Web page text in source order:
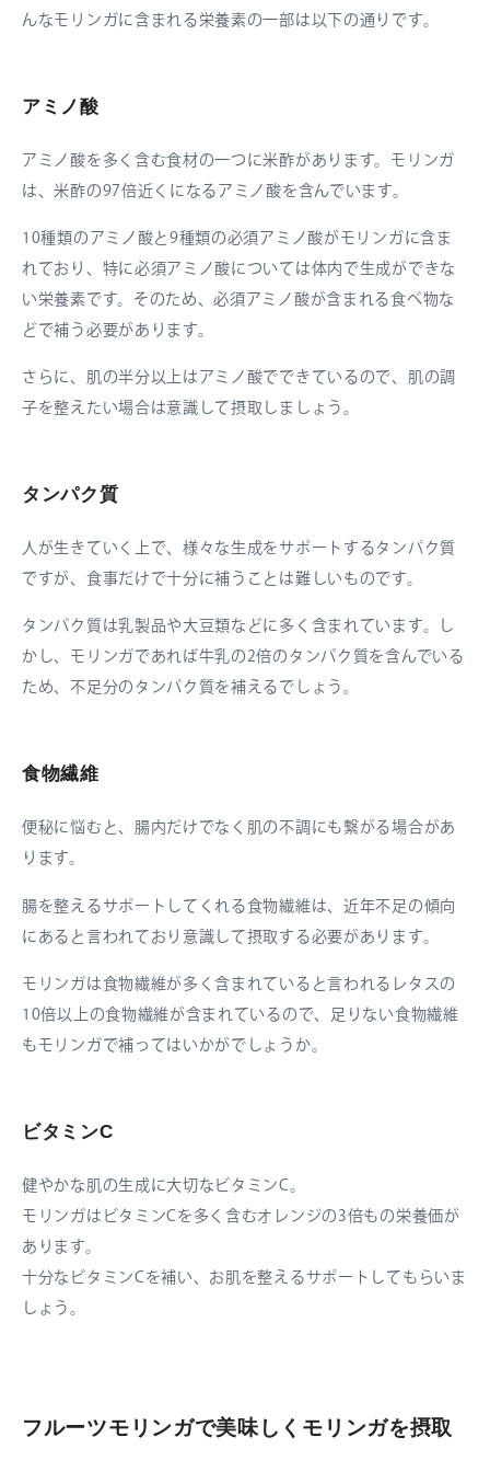
んなモリンガに含まれる栄養素の一部は以下の通りです。
アミノ酸
アミノ酸を多く含む食材の一つに米酢があります。モリンガ
は、米酢の97倍近くになるアミノ酸を含んでいます。
10種類のアミノ酸と9種類の必須アミノ酸がモリンガに含ま
れており、特に必須アミノ酸については体内で生成ができな
い栄養素です。そのため、必須アミノ酸が含まれる食べ物な
どで補う必要があります。
さらに、肌の半分以上はアミノ酸でできているので、肌の調
子を整えたい場合は意識して摂取しましょう。
タンパク質
人が生きていく上で、様々な生成をサポートするタンパク質
ですが、食事だけで十分に補うことは難しいものです。
タンパク質は乳製品や大豆類などに多く含まれています。し
かし、モリンガであれば牛乳の2倍のタンパク質を含んでいる
ため、不足分のタンパク質を補えるでしょう。
食物繊維
便秘に悩むと、腸内だけでなく肌の不調にも繋がる場合があ
ります。
腸を整えるサポートしてくれる食物繊維は、近年不足の傾向
にあると言われており意識して摂取する必要があります。
モリンガは食物繊維が多く含まれていると言われるレタスの
10倍以上の食物繊維が含まれているので、足りない食物繊維
もモリンガで補ってはいかがでしょうか。
ビタミンC
健やかな肌の生成に大切なビタミンC。
モリンガはビタミンCを多く含むオレンジの3倍もの栄養価が
あります。
十分なビタミンCを補い、お肌を整えるサポートしてもらいま
しょう。
フルーツモリンガで美味しくモリンガを摂取